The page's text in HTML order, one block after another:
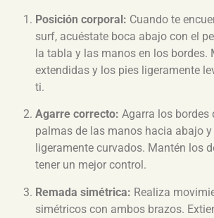
Posición corporal: Cuando te
surf, acuéstate boca abajo con el
la tabla y las manos en los bordes.
extendidas y los pies ligeramente
ti.
Agarre correcto: Agarra los bordes
palmas de las manos hacia abajo
ligeramente curvados. Mantén los
tener un mejor control.
Remada simétrica: Realiza
simétricos con ambos brazos.